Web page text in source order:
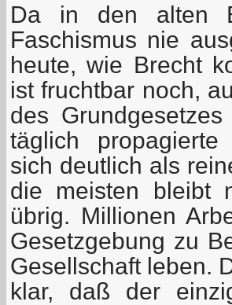
Da in den alten
Faschismus nie
heute, wie Brecht
ist fruchtbar noch,
des
täglich
sich deutlich als
die meisten bleibt
übrig. Millionen
Gesetzgebung zu
Gesellschaft leben.
klar, daß der